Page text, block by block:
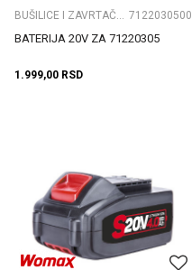
7122030500
BATERIJA 20V ZA 71220305
1.999,00 RSD